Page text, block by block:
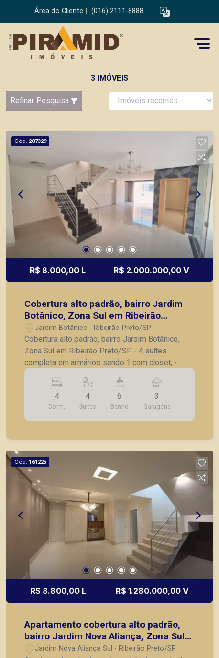
Área do Cliente (016) 2111-8888
3 IMÓVEIS
Refinar Pesquisa
Cód. 207329
R$ 8.000,00 L R$ 2.000.000,00 V
Cobertura alto padrão, bairro Jardim
Botânico, Zona Sul em Ribeirão
Preto/SP.
Jardim Botânico - Ribeirão Preto/SP
Cobertura alto padrão, bairro Jardim Botânico,
Zona Sul em Ribeirão Preto/SP. - 4 suítes
completa em armários sendo 1 com closet; -
Lavabo; - Sala para 3 ambientes; - Escritório; -
Cozinha planejada; - Despensa; - Lavanderia; -
Banheiro de serviço; - Varanda gourmet fechada
em vidro; - 3 vagas de garagem. A Piramid tem
como objetivo atender seus clientes com
principais lançamentos da cidade de Ribeirão
Preto.
4
Dorm.
4
Suítes
6
Banho
3
Garagens
Cód. 161225
R$ 8.800,00 L R$ 1.280.000,00 V
Apartamento cobertura alto padrão,
bairro Jardim Nova Aliança, Zona Sul
de Ribeirão Preto/SP.
Jardim Nova Aliança Sul - Ribeirão Preto/SP